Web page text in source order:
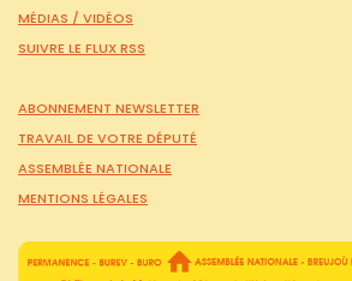
MÉDIAS / VIDÉOS
SUIVRE LE FLUX RSS
ABONNEMENT NEWSLETTER
TRAVAIL DE VOTRE DÉPUTÉ
ASSEMBLÉE NATIONALE
MENTIONS LÉGALES